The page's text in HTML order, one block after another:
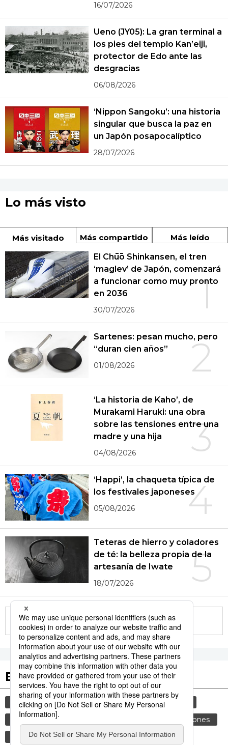
16/07/2026
Ueno (JY05): La gran terminal a
los pies del templo Kan’eiji,
protector de Edo ante las
desgracias
06/08/2026
‘Nippon Sangoku’: una historia
singular que busca la paz en
un Japón posapocalíptico
28/07/2026
Lo más visto
Más visitado Más compartido Más leído
1
El Chūō Shinkansen, el tren
‘maglev’ de Japón, comenzará
a funcionar como muy pronto
en 2036
30/07/2026
2
Sartenes: pesan mucho, pero
“duran cien años”
01/08/2026
3
‘La historia de Kaho’, de
Murakami Haruki: una obra
sobre las tensiones entre una
madre y una hija
04/08/2026
4
‘Happi’, la chaqueta típica de
los festivales japoneses
05/08/2026
5
Teteras de hierro y coladores
de té: la belleza propia de la
artesanía de Iwate
18/07/2026
More in this series
Etiquetas destacadas
cultura vida gastronomía
sociedad
cortesía
tradiciones
comida
historia